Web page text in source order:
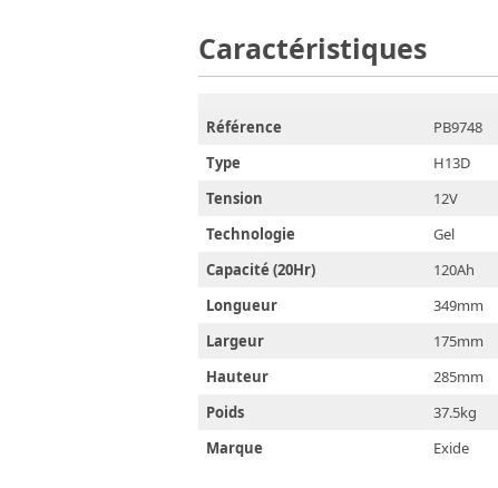
Caractéristiques
Référence
PB9748
Type
H13D
Tension
12V
Technologie
Gel
Capacité (20Hr)
120Ah
Longueur
349mm
Largeur
175mm
Hauteur
285mm
Poids
37.5kg
Marque
Exide